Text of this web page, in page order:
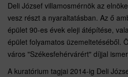
Deli József villamosmérnök az
vesz részt a nyaraltatásban. Az ő
épület 90-es évek eleji átépítése,
épület folyamatos üzemeltetéséből.
város "Székesfehérvárért" díjjal
A kuratórium tagjai 2014-ig Deli